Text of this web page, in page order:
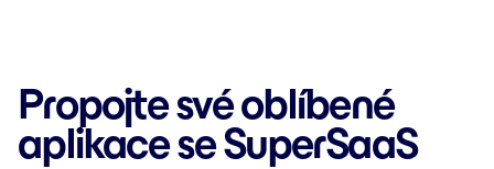
Propojte své oblíbené
aplikace se SuperSaaS